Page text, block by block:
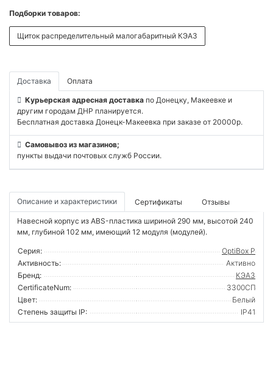
Подборки товаров:
Щиток распределительный малогабаритный КЭАЗ
Доставка Оплата
Курьерская адресная доставка по Донецку, Макеевке и
другим городам ДНР планируется.
Бесплатная доставка Донецк-Макеевка при заказе от 20000р.
Самовывоз из магазинов;
пункты выдачи почтовых служб России.
Описание и характеристики Сертификаты Отзывы
Навесной корпус из ABS-пластика шириной 290 мм, высотой 240
мм, глубиной 102 мм, имеющий 12 модуля (модулей).
Серия:
OptiBox P
Активность:
Активно
Бренд:
КЭАЗ
CertificateNum:
3300СП
Цвет:
Белый
Степень защиты IP:
IP41